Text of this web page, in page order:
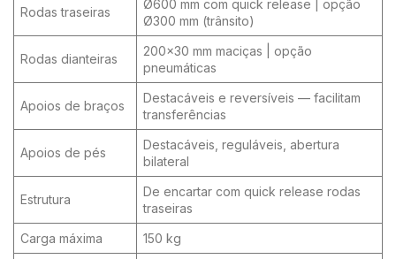
Rodas traseiras
Ø600 mm com quick release | opção
Ø300 mm (trânsito)
Rodas dianteiras
200×30 mm maciças | opção
pneumáticas
Apoios de braços
Destacáveis e reversíveis — facilitam
transferências
Apoios de pés
Destacáveis, reguláveis, abertura
bilateral
Estrutura
De encartar com quick release rodas
traseiras
Carga máxima
150 kg